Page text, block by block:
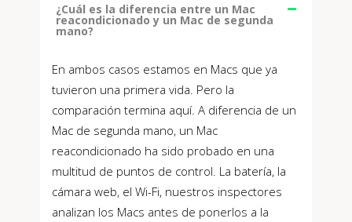
¿Cuál es la diferencia entre un Mac
reacondicionado y un Mac de segunda
mano?
En ambos casos estamos en Macs que ya
tuvieron una primera vida. Pero la
comparación termina aquí. A diferencia de un
Mac de segunda mano, un Mac
reacondicionado ha sido probado en una
multitud de puntos de control. La batería, la
cámara web, el Wi-Fi, nuestros inspectores
analizan los Macs antes de ponerlos a la